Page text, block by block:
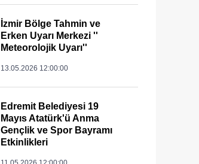
İzmir Bölge Tahmin ve
Erken Uyarı Merkezi ''
Meteorolojik Uyarı''
13.05.2026 12:00:00
Edremit Belediyesi 19
Mayıs Atatürk'ü Anma
Gençlik ve Spor Bayramı
Etkinlikleri